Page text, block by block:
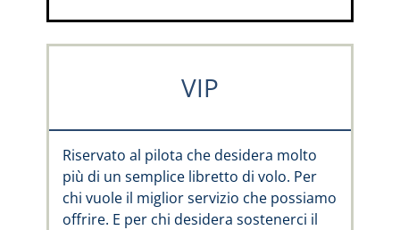
VIP
Riservato al pilota che desidera molto
più di un semplice libretto di volo. Per
chi vuole il miglior servizio che possiamo
offrire. E per chi desidera sostenerci il